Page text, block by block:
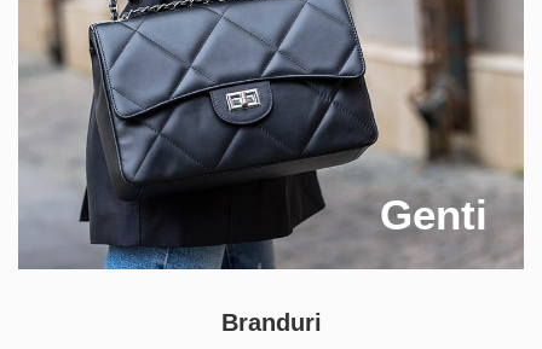
Genti
Branduri